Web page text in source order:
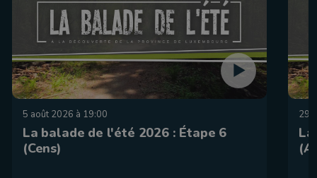
5 août 2026 à 19:00
La balade de l'été 2026 : Étape 6
(Cens)
29